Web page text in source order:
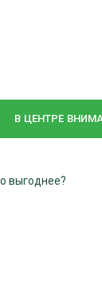
В ЦЕНТРЕ
выгоднее?